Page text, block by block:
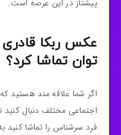
پیشتاز در این عرصه است.
عکس ربکا
توان تماشا کرد؟
اگر شما علاقه مند هستید
اجتماعی مختلف دنبال
فرد سرشناس را تماشا